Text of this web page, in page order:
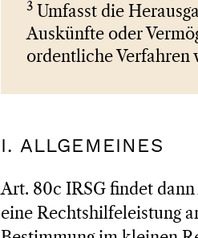
3 Umfasst die
Auskünfte oder
ordentliche Verfahren
I. ALLGEMEINES
Art. 80c IRSG findet
eine Rechtshilfeleistung